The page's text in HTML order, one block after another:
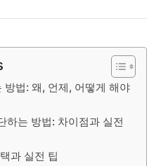
방법: 왜, 언제, 어떻게 해야
하는 방법: 차이점과 실전
과 실전 팁